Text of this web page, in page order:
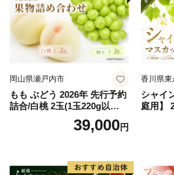
岡山県瀬戸内市
もも ぶどう 2026年 先行予約
詰合/白桃 2玉(1玉220g以
上)・シャインマスカット 晴
39,000円
香川県
シャイ
庭用】
どう
だもの